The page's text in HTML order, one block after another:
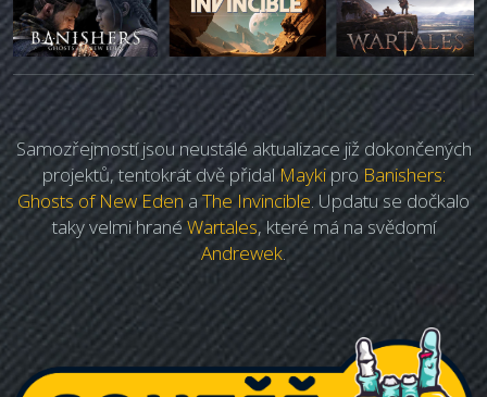
Samozřejmostí jsou neustálé aktualizace již dokončených
projektů, tentokrát dvě přidalMaykipro Banishers:
Ghosts of New Eden aThe Invincible. Updatu se dočkalo
taky velmi hrané Wartales, které má na svědomí
Andrewek.